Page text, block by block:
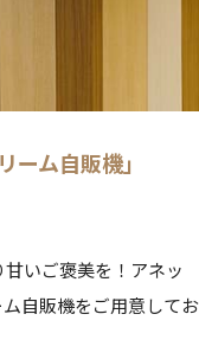
ム自販機」
いご褒美を！アネッ
自販機をご用意してお